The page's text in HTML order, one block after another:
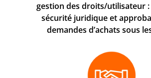
gestion des droits/utilisateur
sécurité juridique et
demandes d’achats sous